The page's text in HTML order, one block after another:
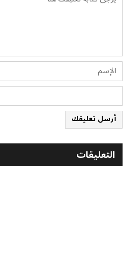
أرسل تعليقك
التعليقات